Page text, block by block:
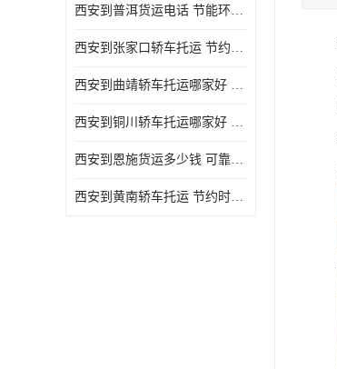
西安到普洱货运电话 节能环保 灵活性高 持续性长
西安到张家口轿车托运 节约时间 随时查询车辆时实位置
西安到曲靖轿车托运哪家好 方便快捷 用户享受上门提送车辆
西安到铜川轿车托运哪家好 节约时间精力 在途运输一对一客服
西安到恩施货运多少钱 可靠性高 灵活性高 持续性长
西安到黄南轿车托运 节约时间 随时查询车辆时实位置